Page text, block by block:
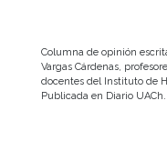
Columna de opinión
Vargas Cárdenas,
docentes del Instituto de
Publicada en Diario UACh.